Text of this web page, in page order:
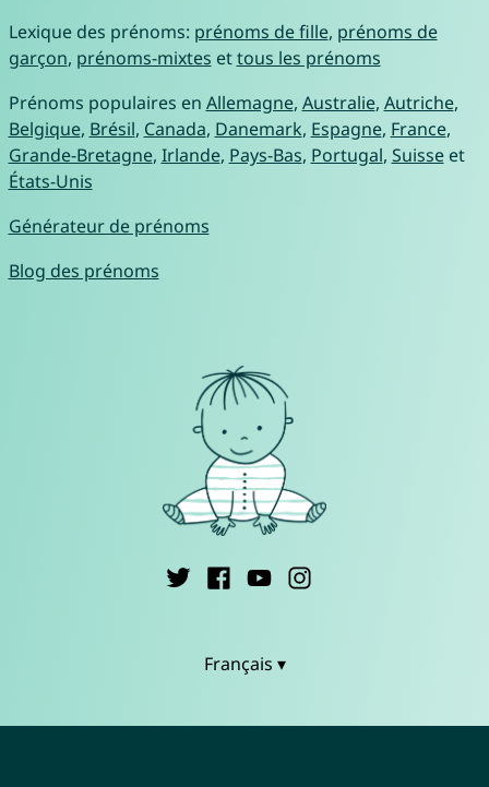
Lexique des prénoms: prénoms de fille, prénoms de
garçon, prénoms-mixtes ettous les prénoms
Prénoms populaires en Allemagne, Australie, Autriche,
Belgique, Brésil, Canada, Danemark, Espagne, France,
Grande-Bretagne, Irlande, Pays-Bas, Portugal, Suisseet
États-Unis
Générateur de prénoms
Blog des prénoms
Français ▾